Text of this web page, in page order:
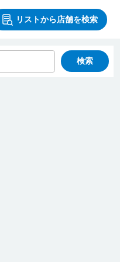
リストから店舗を検索
検索